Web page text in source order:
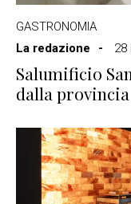
GASTRONOMIA
La redazione
28
Salumificio
dalla